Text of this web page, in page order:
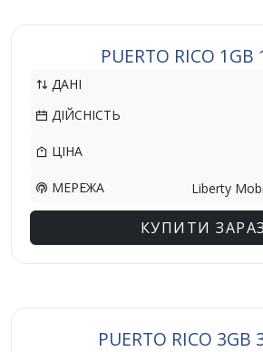
PUERTO RICO 1GB
ДАНІ
ДІЙСНІСТЬ
ЦІНА
МЕРЕЖА Liberty
КУПИТИ ЗАРАЗ
PUERTO RICO 3GB